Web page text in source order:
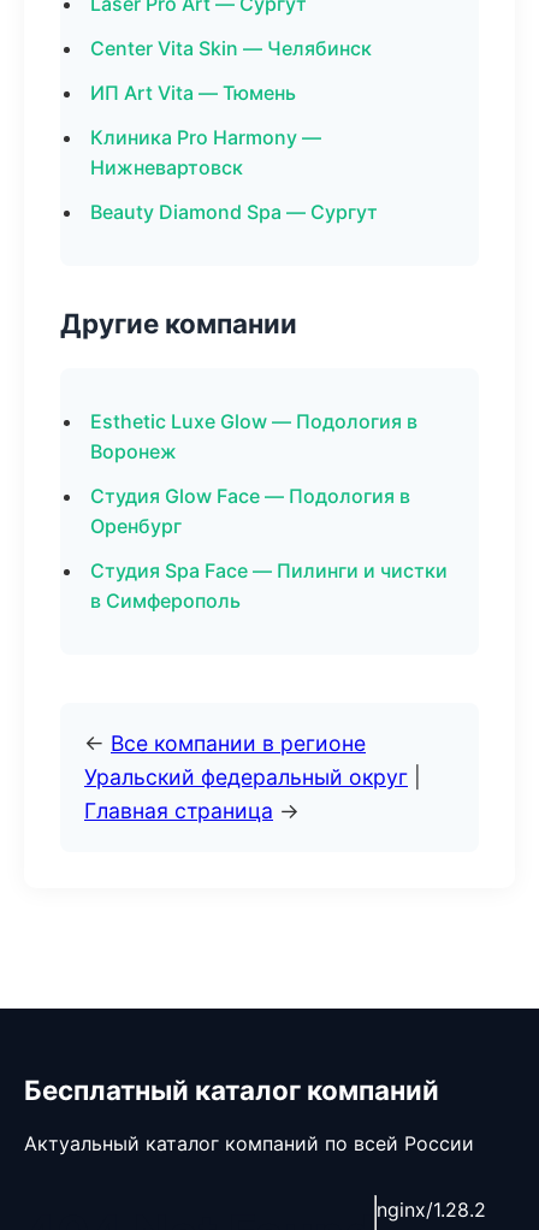
Center Vita Skin — Челябинск
ИП Art Vita — Тюмень
Клиника Pro Harmony —
Нижневартовск
Beauty Diamond Spa — Сургут
Другие компании
Esthetic Luxe Glow — Подология в
Воронеж
Студия Glow Face — Подология в
Оренбург
Студия Spa Face — Пилинги и чистки
в Симферополь
← Все компании в регионе
Уральский федеральный округ
Главная страница →
Бесплатный каталог компаний
Актуальный каталог компаний по всей России
nginx/1.28.2